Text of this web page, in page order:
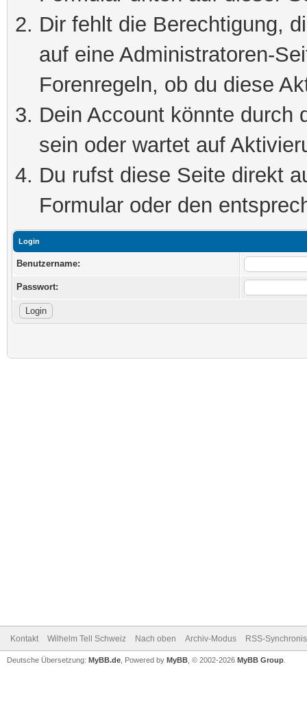
Dir fehlt die Berechtigung,
auf eine Administratoren-
Forenregeln, ob du diese
Dein Account könnte durch
sein oder wartet auf
Du rufst diese Seite direkt
Formular oder den
Login
Benutzername:
Passwort:
Kontakt Wilhelm Tell Schweiz Nach oben Archiv-Modus RSS-
Deutsche Übersetzung: MyBB.de , Powered by MyBB , © 2002-2026 MyBB Group